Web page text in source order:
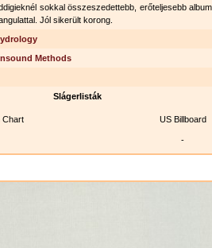
sokkal összeszedettebb, erőteljesebb
Jól sikerült korong.
Methods
Slágerlisták
Chart US Billboard
-